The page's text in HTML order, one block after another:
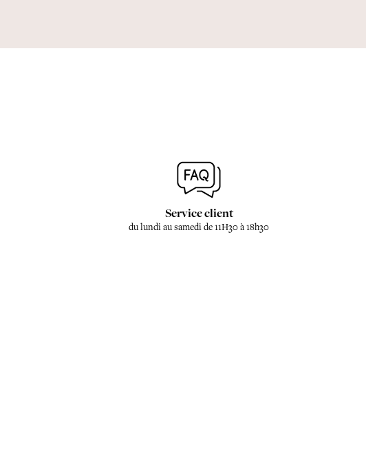
Service client
du lundi au samedi de 11H30 à 18h30